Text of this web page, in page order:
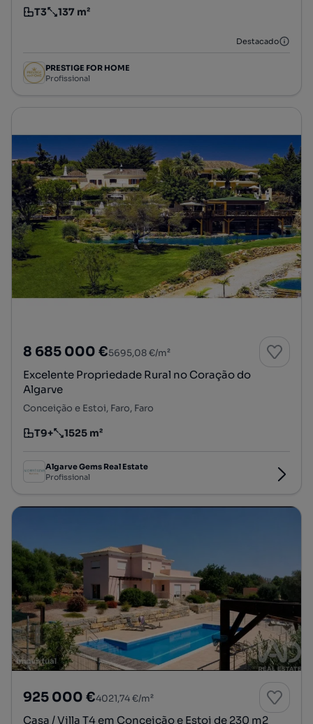
Tipologia
T3
Preço por metro quadrado
137 m²
Destacado
PRESTIGE FOR HOME
Profissional
8 685 000 €5695,08 €/m²
Excelente Propriedade Rural no Coração do
Algarve
Conceição e Estoi, Faro, Faro
Tipologia
T9+
Preço por metro quadrado
1525 m²
Algarve Gems Real Estate
Profissional
925 000 €4021,74 €/m²
Casa / Villa T4 em Conceição e Estoi de 230 m2